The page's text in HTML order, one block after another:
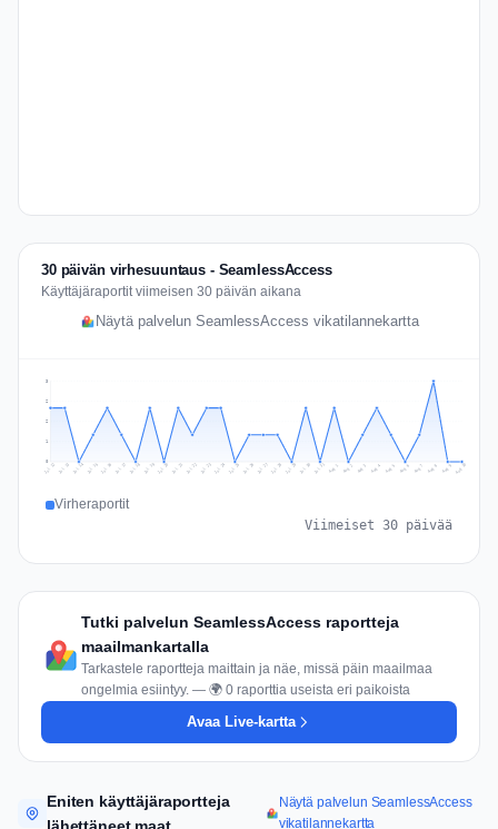
30 päivän virhesuuntaus - SeamlessAccess
Käyttäjäraportit viimeisen 30 päivän aikana
Näytä palvelun SeamlessAccess vikatilannekartta
1
2
2
3
Jul 12 Jul 13 Jul 14 Jul 15 Jul 16 Jul 17 Jul 18 Jul 19 Jul 20 Jul 21 Jul 22 Jul 23 Jul 24 Jul 25 Jul 26 Jul 27 Jul 28 Jul 29 Jul 30 Jul 31 Aug 1 Aug 2 Aug 3 Aug 4 Aug 5 Aug 6 Aug 7 Aug 8 Aug 9 Aug 10
Virheraportit
Viimeiset 30 päivää
Tutki palvelun SeamlessAccess raportteja
maailmankartalla
Tarkastele raportteja maittain ja näe, missä päin maailmaa
ongelmia esiintyy. — 🌍 0 raporttia useista eri paikoista
Avaa Live-kartta
Eniten käyttäjäraportteja
Näytä palvelun SeamlessAccess
vikatilannekartta